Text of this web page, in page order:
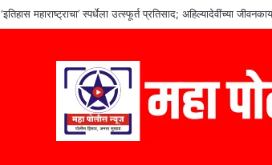
जळगावात ६२.०७ ग्रॅम ‘एमडी’ ड्रग्ज जप्त; ३.५८ लाखांचा मुद्देमाल हस्तगत